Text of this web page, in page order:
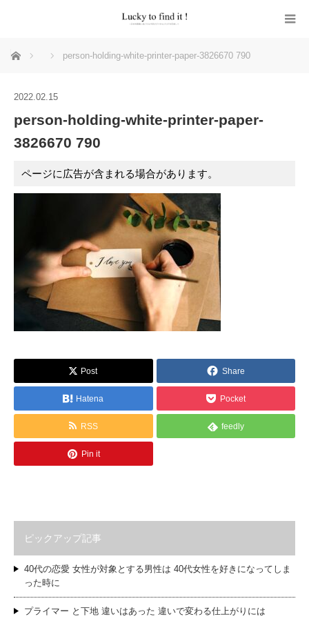
ホーム person-holding-white-printer-paper-3826670 790
2022.02.15
person-holding-white-printer-paper-
3826670 790
ページに広告が含まれる場合があります。
Post Share
Hatena Pocket
RSS feedly
Pin it
ピックアップ記事
40代の恋愛 女性が対象とする男性は 40代女性を好きになってしま
った時に
プライマー と下地 違いはあった 違いで変わる仕上がりには